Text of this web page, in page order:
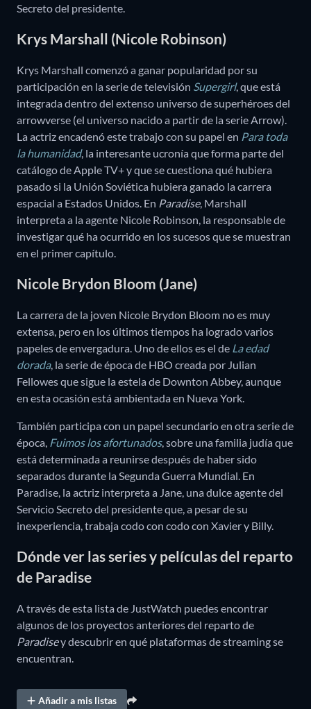
Secreto del presidente.
Krys Marshall (Nicole Robinson)
Krys Marshall comenzó a ganar popularidad por su
participación en la serie de televisión Supergirl, que está
integrada dentro del extenso universo de superhéroes del
arrowverse (el universo nacido a partir de la serie Arrow).
La actriz encadenó este trabajo con su papel en Para toda
la humanidad, la interesante ucronía que forma parte del
catálogo de Apple TV+ y que se cuestiona qué hubiera
pasado si la Unión Soviética hubiera ganado la carrera
espacial a Estados Unidos. En Paradise, Marshall
interpreta a la agente Nicole Robinson, la responsable de
investigar qué ha ocurrido en los sucesos que se muestran
en el primer capítulo.
Nicole Brydon Bloom (Jane)
La carrera de la joven Nicole Brydon Bloom no es muy
extensa, pero en los últimos tiempos ha logrado varios
papeles de envergadura. Uno de ellos es el de La edad
dorada, la serie de época de HBO creada por Julian
Fellowes que sigue la estela de Downton Abbey, aunque
en esta ocasión está ambientada en Nueva York.
También participa con un papel secundario en otra serie de
época, Fuimos los afortunados, sobre una familia judía que
está determinada a reunirse después de haber sido
separados durante la Segunda Guerra Mundial. En
Paradise, la actriz interpreta a Jane, una dulce agente del
Servicio Secreto del presidente que, a pesar de su
inexperiencia, trabaja codo con codo con Xavier y Billy.
Dónde ver las series y películas del reparto
de Paradise
A través de esta lista de JustWatch puedes encontrar
algunos de los proyectos anteriores del reparto de
Paradisey descubrir en qué plataformas de streaming se
encuentran.
Añadir a mis listas